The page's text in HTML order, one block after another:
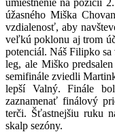
úžasného Miška
vzdialenosť, aby
veľkú poklonu aj trom
potenciál. Náš Filipko
leg, ale Miško
semifinále zviedli
lepší Valný. Finále
zaznamenať finálový
terči. Šťastnejšiu ruku
skalp sezóny.